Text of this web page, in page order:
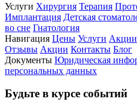
Услуги Хирургия Терапия
Имплантация Детская
во сне Гнатология
Навигация Цены Услуги Акции
Отзывы Акции Контакты Блог
Документы Юридическая
персональных данных
Будьте в курсе событий